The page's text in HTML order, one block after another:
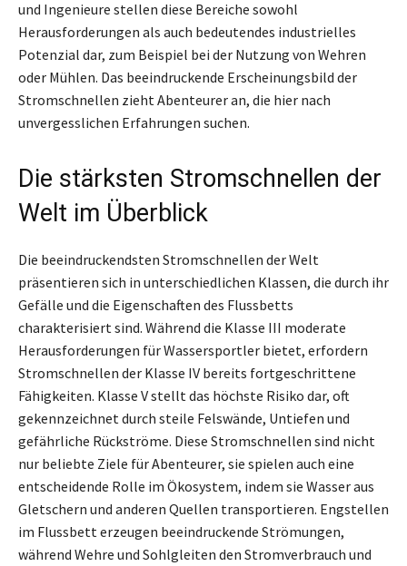
und Ingenieure stellen diese Bereiche sowohl
Herausforderungen als auch bedeutendes industrielles
Potenzial dar, zum Beispiel bei der Nutzung von Wehren
oder Mühlen. Das beeindruckende Erscheinungsbild der
Stromschnellen zieht Abenteurer an, die hier nach
unvergesslichen Erfahrungen suchen.
Die stärksten Stromschnellen der
Welt im Überblick
Die beeindruckendsten Stromschnellen der Welt
präsentieren sich in unterschiedlichen Klassen, die durch ihr
Gefälle und die Eigenschaften des Flussbetts
charakterisiert sind. Während die Klasse III moderate
Herausforderungen für Wassersportler bietet, erfordern
Stromschnellen der Klasse IV bereits fortgeschrittene
Fähigkeiten. Klasse V stellt das höchste Risiko dar, oft
gekennzeichnet durch steile Felswände, Untiefen und
gefährliche Rückströme. Diese Stromschnellen sind nicht
nur beliebte Ziele für Abenteurer, sie spielen auch eine
entscheidende Rolle im Ökosystem, indem sie Wasser aus
Gletschern und anderen Quellen transportieren. Engstellen
im Flussbett erzeugen beeindruckende Strömungen,
während Wehre und Sohlgleiten den Stromverbrauch und